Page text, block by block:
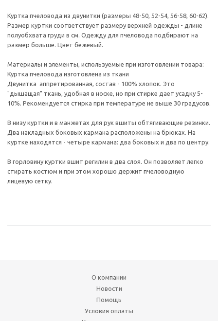
Куртка пчеловода из двунитки (размеры 48-50, 52-54, 56-58, 60-62).
Размер куртки соответствует размеру верхней одежды - длине
полуобхвата груди в см. Одежду для пчеловода подбирают на
размер больше. Цвет бежевый.
Материалы и элементы, используемые при изготовлении товара:
Куртка пчеловода изготовлена из ткани
Двунитка аппретированная, состав - 100% хлопок. Это
"дышащая" ткань, удобная в носке, но при стирке дает усадку 5-
10%. Рекомендуется стирка при температуре не выше 30 градусов.
В низу куртки и в манжетах для рук вшиты обтягивающие резинки.
Два накладных боковых кармана расположены на брюках. На
куртке находятся - четыре кармана: два боковых и два по центру.
В горловину куртки вшит регилин в два слоя. Он позволяет легко
стирать костюм и при этом хорошо держит пчеловодную
лицевую сетку.
О компании
Новости
Помощь
Условия оплаты